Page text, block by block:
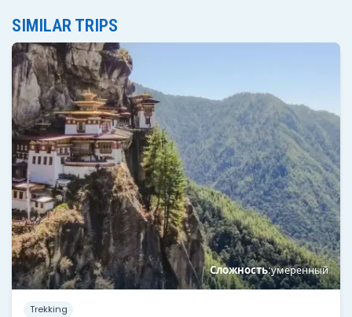
SIMILAR TRIPS
Сложность:умеренный
Trekking